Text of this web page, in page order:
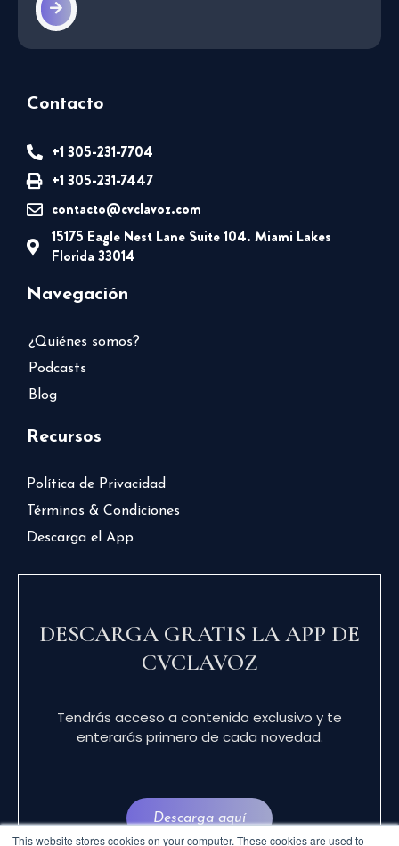
This website stores cookies on your computer. These cookies are used to
Contacto
+1 305-231-7704
+1 305-231-7447
contacto@cvclavoz.com
15175 Eagle Nest Lane Suite 104. Miami Lakes
Florida 33014
Navegación
¿Quiénes somos?
Podcasts
Blog
Recursos
Política de Privacidad
Términos & Condiciones
Descarga el App
DESCARGA GRATIS LA APP DE
CVCLAVOZ
Tendrás acceso a contenido exclusivo y te
enterarás primero de cada novedad.
Descarga aquí